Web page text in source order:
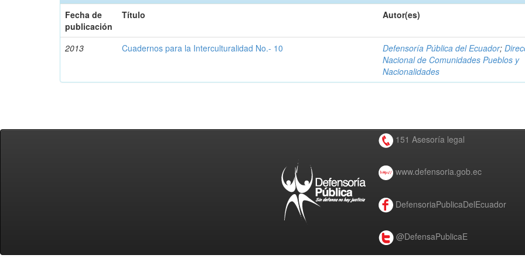
Fecha de
publicación
Título Autor(es)
2013 Cuadernos para la Interculturalidad No.- 10 Defensoría Pública del Ecuador;
Nacional de Comunidades Pueblos y
Nacionalidades
151 Asesoría legal
www.defensoria.gob.ec
DefensoriaPublicaDelEcuador
@DefensaPublicaE